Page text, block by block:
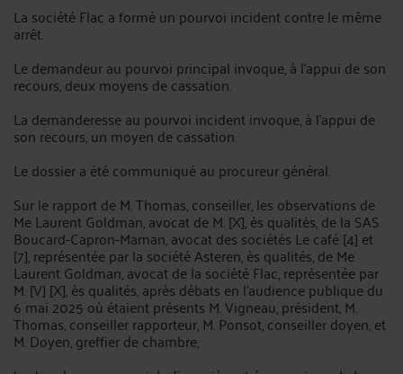
La société Flac a formé un pourvoi incident contre le même
arrêt.
Le demandeur au pourvoi principal invoque, à l'appui de son
recours, deux moyens de cassation.
La demanderesse au pourvoi incident invoque, à l'appui de
son recours, un moyen de cassation.
Le dossier a été communiqué au procureur général.
Sur le rapport de M. Thomas, conseiller, les observations de
Me Laurent Goldman, avocat de M. [X], ès qualités, de la SAS
Boucard-Capron-Maman, avocat des sociétés Le café [4] et
[7], représentée par la société Asteren, ès qualités, de Me
Laurent Goldman, avocat de la société Flac, représentée par
M. [V] [X], ès qualités, après débats en l'audience publique du
6 mai 2025 où étaient présents M. Vigneau, président, M.
Thomas, conseiller rapporteur, M. Ponsot, conseiller doyen, et
M. Doyen, greffier de chambre,